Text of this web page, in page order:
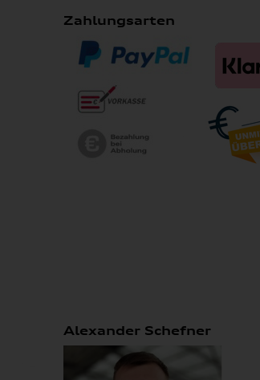
Zahlungsarten
Alexander Schefner